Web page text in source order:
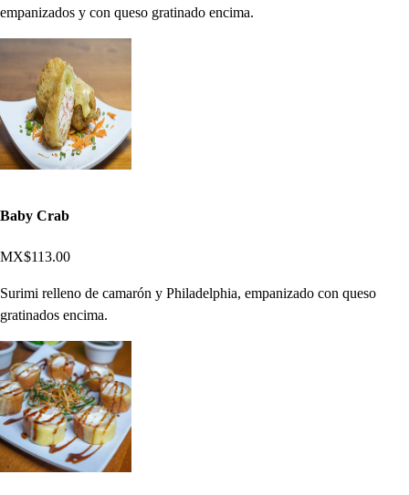
empanizados y con queso gratinado encima.
Baby Crab
MX$113.00
Surimi relleno de camarón y Philadelphia, empanizado con queso
gratinados encima.